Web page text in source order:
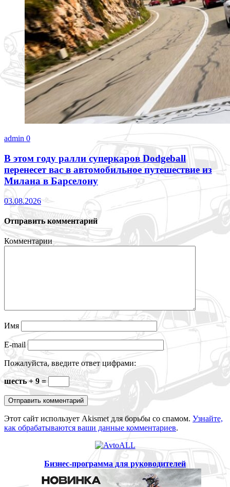
admin 0
В этом году ралли суперкаров Dodgeball
перенесет вас в автомобильное путешествие из
Милана в Барселону
03.08.2026
Отправить комментарий
Комментарии
Имя
E-mail
Пожалуйста, введите ответ цифрами:
шесть + 9 =
Этот сайт использует Akismet для борьбы со спамом. Узнайте,
как обрабатываются ваши данные комментариев.
Бизнес-программа для руководителей